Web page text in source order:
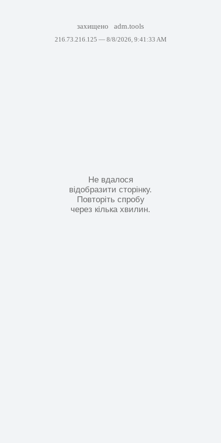
захищено adm.tools
216.73.216.125 — 8/8/2026, 9:41:33 AM
Не вдалося
відобразити сторінку.
Повторіть спробу
через кілька хвилин.